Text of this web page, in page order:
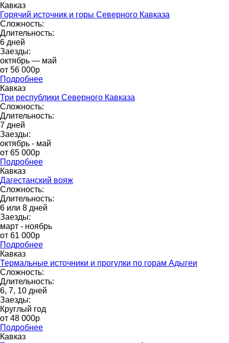
Кавказ
Горячий источник и горы Северного Кавказа
Сложность:
Длительность:
6 дней
Заезды:
октябрь — май
от 56 000p
Подробнее
Кавказ
Три республики Северного Кавказа
Сложность:
Длительность:
7 дней
Заезды:
октябрь - май
от 65 000p
Подробнее
Кавказ
Дагестанский вояж
Сложность:
Длительность:
6 или 8 дней
Заезды:
март - ноябрь
от 61 000p
Подробнее
Кавказ
Термальные источники и прогулки по горам Адыгеи
Сложность:
Длительность:
6, 7, 10 дней
Заезды:
Круглый год
от 48 000p
Подробнее
Кавказ